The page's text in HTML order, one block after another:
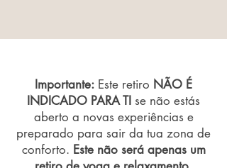
Importante: Este retiro NÃO É
INDICADO PARA TI se não estás
aberto a novas experiências e
preparado para sair da tua zona de
conforto. Este não será apenas um